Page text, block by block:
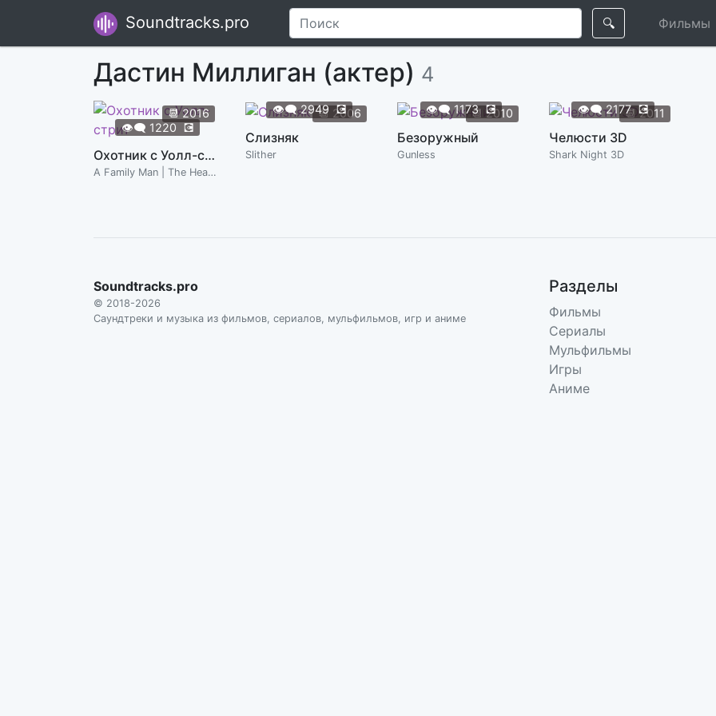
Soundtracks.pro 🔍 Фильмы
Дастин Миллиган (актер) 4
📆2016
👁️‍🗨️ 1220 💽
Охотник с Уолл-стрит
A Family Man | The Headhunter's Calling
📆 2006
👁️‍🗨️2949 💽
Слизняк
Slither
📆 2010
👁️‍🗨️1173 💽
Безоружный
Gunless
📆 2011
👁️‍🗨️2177 💽
Челюсти 3D
Shark Night 3D
Soundtracks.pro
© 2018-2026
Саундтреки и музыка из фильмов, сериалов, мульфильмов, игр и аниме
Разделы
Фильмы
Сериалы
Мульфильмы
Игры
Аниме